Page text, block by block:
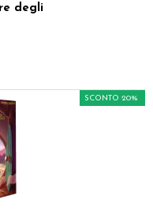
degli
SCONTO 20%